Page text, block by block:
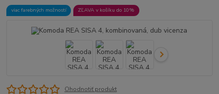
viac farebných možností ZĽAVA v košíku do 10%
Ohodnotiť produkt